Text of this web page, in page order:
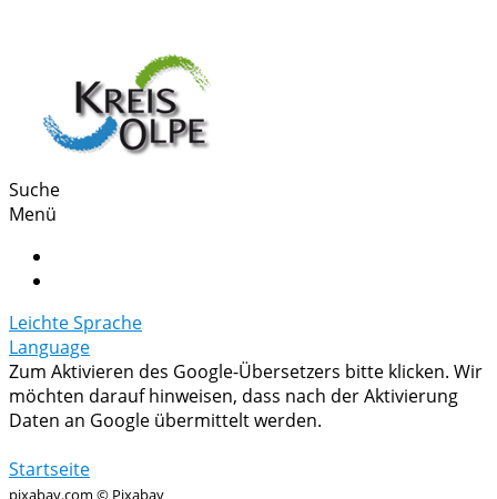
Suche
Menü
Leichte Sprache
Language
Zum Aktivieren des Google-Übersetzers bitte klicken. Wir
möchten darauf hinweisen, dass nach der Aktivierung
Daten an Google übermittelt werden.
Startseite
pixabay.com © Pixabay